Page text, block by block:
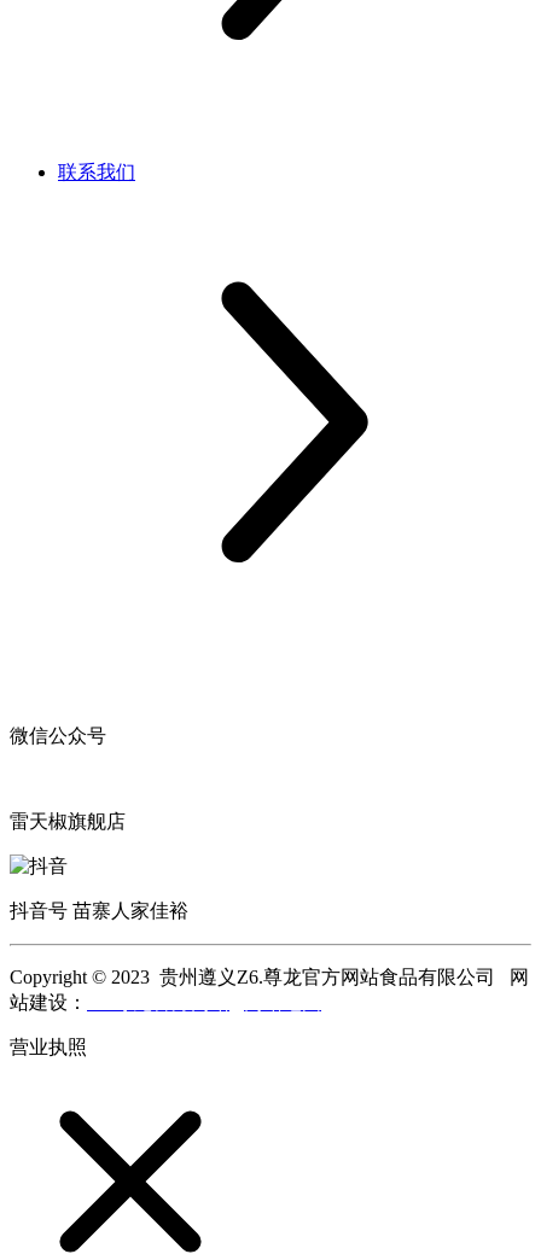
联系我们
微信公众号
雷天椒旗舰店
抖音号 苗寨人家佳裕
Copyright © 2023 贵州遵义Z6.尊龙官方网站食品有限公司 网
站建设：
营业执照